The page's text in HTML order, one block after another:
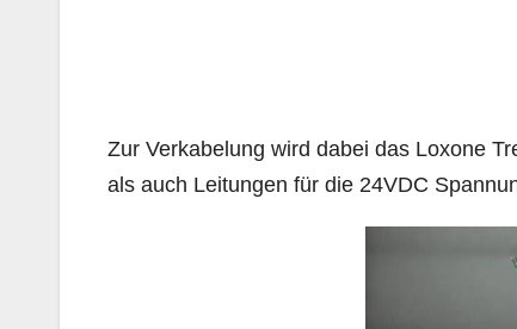
Zur Verkabelung wird dabei das Loxone
als auch Leitungen für die 24VDC